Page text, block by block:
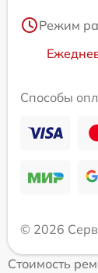
Режим
Способы
© 2026
Стоимость